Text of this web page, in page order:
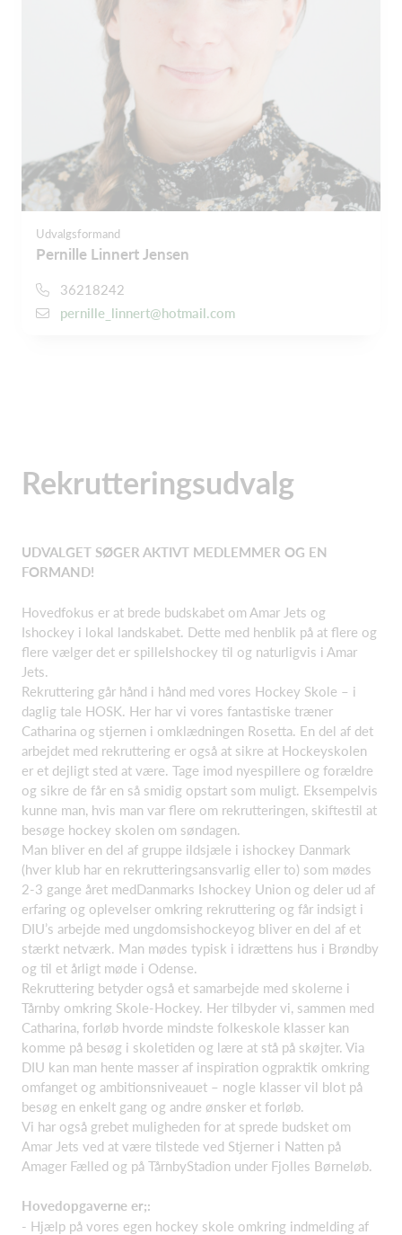
Udvalgsformand
Pernille Linnert Jensen
36218242
pernille_linnert@hotmail.com
Rekrutteringsudvalg
UDVALGET SØGER AKTIVT MEDLEMMER OG EN
FORMAND!
Hovedfokus er at brede budskabet om Amar Jets og
Ishockey i lokal landskabet. Dette med henblik på at flere og
flere vælger det er spilleIshockey til og naturligvis i Amar
Jets.​
Rekruttering går hånd i hånd med vores Hockey Skole – i
daglig tale HOSK. Her har vi vores fantastiske træner
Catharina og stjernen i omklædningen Rosetta. En del af det
arbejdet med rekruttering er også at sikre at Hockeyskolen
er et dejligt sted at være. Tage imod nyespillere og forældre
og sikre de får en så smidig opstart som muligt. Eksempelvis
kunne man, hvis man var flere om rekrutteringen, skiftestil at
besøge hockey skolen om søndagen.​
Man bliver en del af gruppe ildsjæle i ishockey Danmark
(hver klub har en rekrutteringsansvarlig eller to) som mødes
2-3 gange året medDanmarks Ishockey Union og deler ud af
erfaring og oplevelser omkring rekruttering og får indsigt i
DIU’s arbejde med ungdomsishockeyog bliver en del af et
stærkt netværk. Man mødes typisk i idrættens hus i Brøndby
og til et årligt møde i Odense.​
Rekruttering betyder også et samarbejde med skolerne i
Tårnby omkring Skole-Hockey. Her tilbyder vi, sammen med
Catharina, forløb hvorde mindste folkeskole klasser kan
komme på besøg i skoletiden og lære at stå på skøjter. Via
DIU kan man hente masser af inspiration ogpraktik omkring
omfanget og ambitionsniveauet – nogle klasser vil blot på
besøg en enkelt gang og andre ønsker et forløb.​
Vi har også grebet muligheden for at sprede budsket om
Amar Jets ved at være tilstede ved Stjerner i Natten på
Amager Fælled og på TårnbyStadion under Fjolles Børneløb.​
Hovedopgaverne er;:
- Hjælp på vores egen hockey skole omkring indmelding af